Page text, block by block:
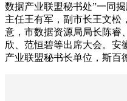
数据产业联盟秘书处”一同
主任王有军，副市长王文松
意，市数据资源局局长陈睿
欣、范恒碧等出席大会。安
产业联盟秘书长单位，斯百